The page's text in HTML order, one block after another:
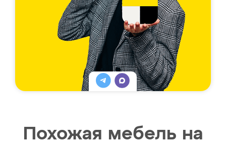
Похожая мебель на